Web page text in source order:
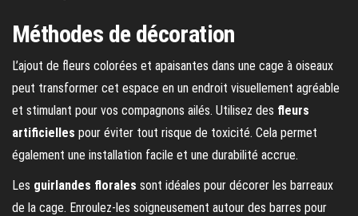
Méthodes de décoration
L’ajout de fleurs colorées et apaisantes dans une cage à oiseaux
peut transformer cet espace en un endroit visuellement agréable
et stimulant pour vos compagnons ailés. Utilisez des fleurs
artificielles pour éviter tout risque de toxicité. Cela permet
également une installation facile et une durabilité accrue.
Les guirlandes florales sont idéales pour décorer les barreaux
de la cage. Enroulez-les soigneusement autour des barres pour